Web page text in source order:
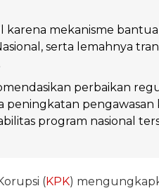
karena mekanisme
serta lemahnya
perbaikan
peningkatan
program nasional
(KPK)